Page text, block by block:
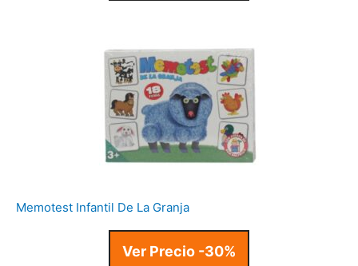
Memotest Infantil De La Granja
Ver Precio -30%